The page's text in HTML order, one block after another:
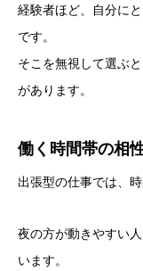
経験者ほど、自分に
です。
そこを無視して選ぶ
があります。
働く時間帯の相
出張型の仕事では、
夜の方が動きやすい
います。